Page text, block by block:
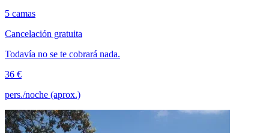
5 camas
Cancelación gratuita
Todavía no se te cobrará nada.
36 €
pers./noche (aprox.)